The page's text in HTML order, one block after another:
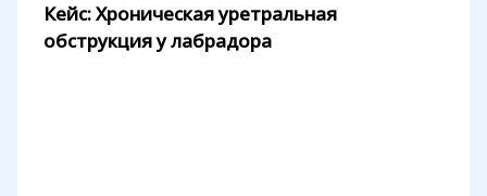
Кейс: Хроническая уретральная
обструкция у лабрадора